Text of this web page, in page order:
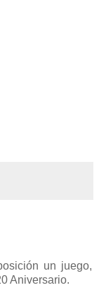
un juego,
Aniversario.